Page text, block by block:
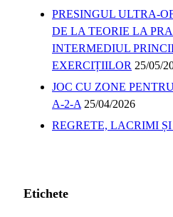
PRESINGUL ULTRA-
DE LA TEORIE LA
INTERMEDIUL
EXERCIȚIILOR 25/05/
JOC CU ZONE
A-2-A 25/04/2026
REGRETE, LACRIMI
Etichete